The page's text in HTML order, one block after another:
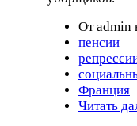
От admin
пенсии
Франция
Читать